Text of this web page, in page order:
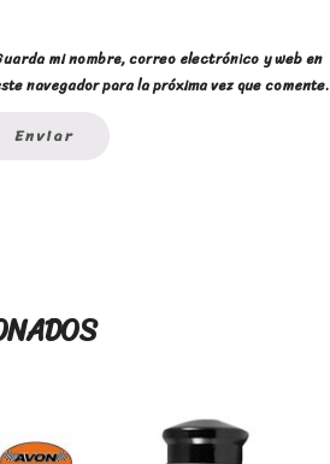
mi nombre, correo electrónico y web en
navegador para la próxima vez que comente.